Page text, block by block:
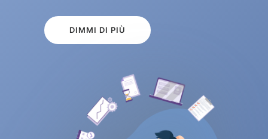
DIMMI DI PIÙ